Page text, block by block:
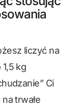
liczyć na
kg
Ci
trwałe